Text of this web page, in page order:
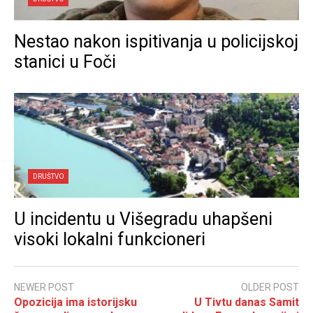
Nestao nakon ispitivanja u policijskoj
stanici u Foči
DRUŠTVO
U incidentu u Višegradu uhapšeni
visoki lokalni funkcioneri
NEWER POST
Opozicija ima istorijsku
OLDER POST
U Tivtu danas Samit